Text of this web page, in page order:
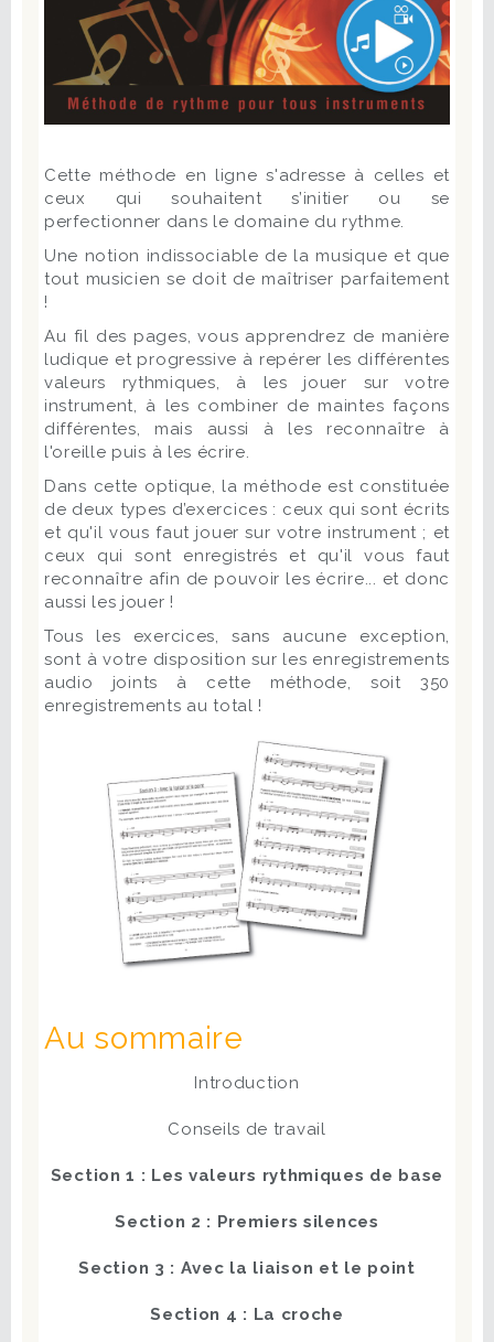
Cette méthode en ligne s'adresse à celles et
ceux qui souhaitent s’initier ou se
perfectionner dans le domaine du rythme.
Une notion indissociable de la musique et que
tout musicien se doit de maîtriser parfaitement
!
Au fil des pages, vous apprendrez de manière
ludique et progressive à repérer les différentes
valeurs rythmiques, à les jouer sur votre
instrument, à les combiner de maintes façons
différentes, mais aussi à les reconnaître à
l'oreille puis à les écrire.
Dans cette optique, la méthode est constituée
de deux types d’exercices : ceux qui sont écrits
et qu'il vous faut jouer sur votre instrument ; et
ceux qui sont enregistrés et qu'il vous faut
reconnaître afin de pouvoir les écrire... et donc
aussi les jouer !
Tous les exercices, sans aucune exception,
sont à votre disposition sur les enregistrements
audio joints à cette méthode, soit 350
enregistrements au total !
Au sommaire
Introduction
Conseils de travail
Section 1 : Les valeurs rythmiques de base
Section 2 : Premiers silences
Section 3 : Avec la liaison et le point
Section 4 : La croche